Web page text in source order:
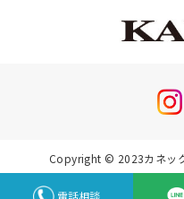
Copyright © 2023カネッ
電話相談